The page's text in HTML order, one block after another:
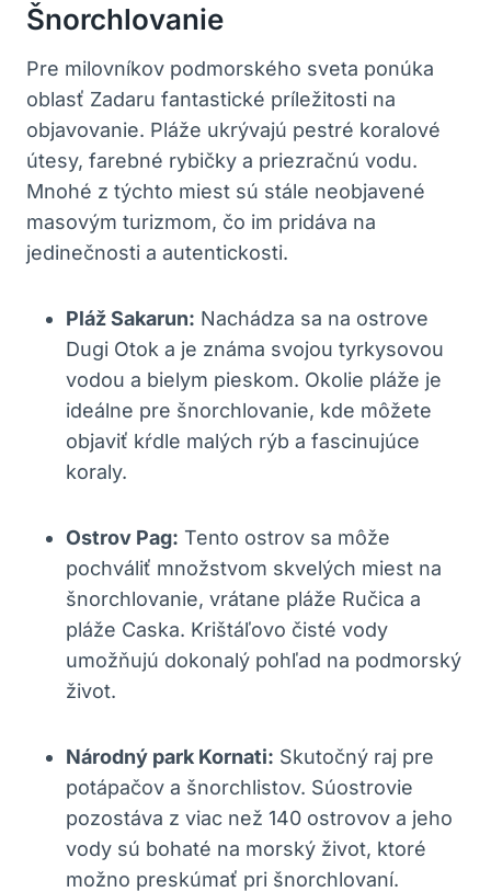
Šnorchlovanie
Pre milovníkov podmorského sveta ponúka
oblasť Zadaru fantastické príležitosti na
objavovanie. Pláže ukrývajú pestré koralové
útesy, farebné rybičky a priezračnú vodu.
Mnohé z týchto miest sú stále neobjavené
masovým turizmom, čo im pridáva na
jedinečnosti a autentickosti.
Pláž Sakarun: Nachádza sa na ostrove
Dugi Otok a je známa svojou tyrkysovou
vodou a bielym pieskom. Okolie pláže je
ideálne pre šnorchlovanie, kde môžete
objaviť kŕdle malých rýb a fascinujúce
koraly.
Ostrov Pag: Tento ostrov sa môže
pochváliť množstvom skvelých miest na
šnorchlovanie, vrátane pláže Ručica a
pláže Caska. Krištáľovo čisté vody
umožňujú dokonalý pohľad na podmorský
život.
Národný park Kornati: Skutočný raj pre
potápačov a šnorchlistov. Súostrovie
pozostáva z viac než 140 ostrovov a jeho
vody sú bohaté na morský život, ktoré
možno preskúmať pri šnorchlovaní.